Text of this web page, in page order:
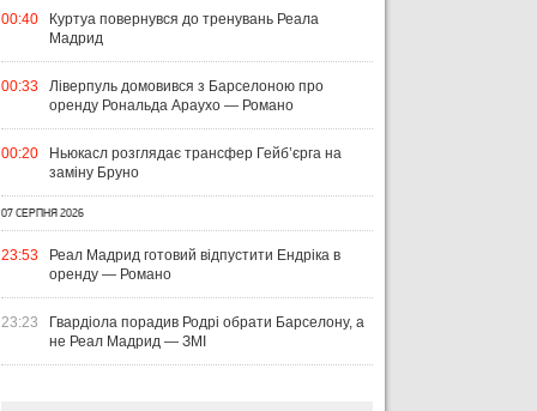
00:40
Куртуа повернувся до тренувань Реала
Мадрид
00:33
Ліверпуль домовився з Барселоною про
оренду Рональда Араухо — Романо
00:20
Ньюкасл розглядає трансфер Гейб’єрга на
заміну Бруно
07 СЕРПНЯ 2026
23:53
Реал Мадрид готовий відпустити Ендріка в
оренду — Романо
23:23
Гвардіола порадив Родрі обрати Барселону, а
не Реал Мадрид — ЗМІ